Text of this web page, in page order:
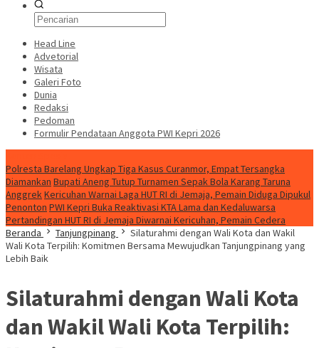
Head Line
Advetorial
Wisata
Galeri Foto
Dunia
Redaksi
Pedoman
Formulir Pendataan Anggota PWI Kepri 2026
Polresta Barelang Ungkap Tiga Kasus Curanmor, Empat Tersangka
Diamankan Bupati Aneng Tutup Turnamen Sepak Bola Karang Taruna
AnggrekKericuhan Warnai Laga HUT RI di Jemaja, Pemain Diduga Dipukul
Penonton PWI Kepri Buka Reaktivasi KTA Lama dan Kedaluwarsa
Pertandingan HUT RI di Jemaja Diwarnai Kericuhan, Pemain Cedera
Beranda
Tanjungpinang
Silaturahmi dengan Wali Kota dan Wakil
Wali Kota Terpilih: Komitmen Bersama Mewujudkan Tanjungpinang yang
Lebih Baik
Silaturahmi dengan Wali Kota
dan Wakil Wali Kota Terpilih: